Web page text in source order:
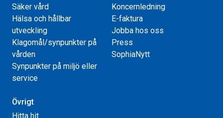
Säker vård
Hälsa och hållbar
utveckling
Klagomål/synpunkter på
vården
Synpunkter på miljö eller
service
Koncernledning
E-faktura
Jobba hos oss
Press
SophiaNytt
Övrigt
Hitta hit